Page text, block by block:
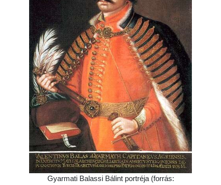
Gyarmati Balassi Bálint portréja (forrás: